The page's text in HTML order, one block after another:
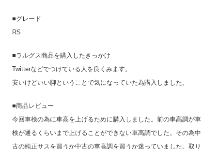
■グレード
RS
■ラルグス商品を購入したきっかけ
Twitterなどでつけている人を良くみます。
安いけどいい脚ということで気になっていた為購入しました。
■商品レビュー
今回車検の為に車高を上げるために購入しました。前の車高調が車
検が通るくらいまで上げることができない車高調でした。その為中
古の純正サスを買うか中古の車高調を買うか迷っていました。取り